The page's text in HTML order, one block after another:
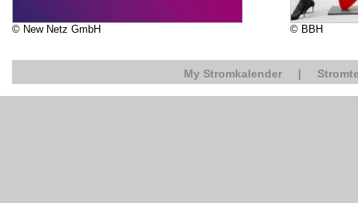
© New Netz GmbH © BBH
My Stromkalender |